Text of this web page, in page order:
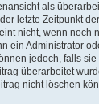
als
letzte Zeitpunkt
nicht, wenn noch
ein Administrator
jedoch, falls
überarbeitet
nicht löschen